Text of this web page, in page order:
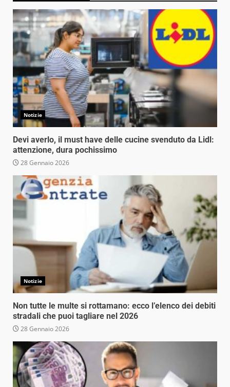
Notizie
Devi averlo, il must have delle cucine svenduto da Lidl:
attenzione, dura pochissimo
28 Gennaio 2026
Notizie
Non tutte le multe si rottamano: ecco l’elenco dei debiti
stradali che puoi tagliare nel 2026
28 Gennaio 2026